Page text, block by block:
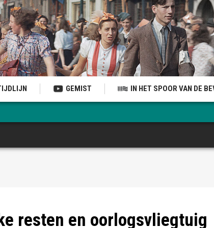
GEMIST IN HET SPOOR VAN DE
resten en oorlogsvliegtuig